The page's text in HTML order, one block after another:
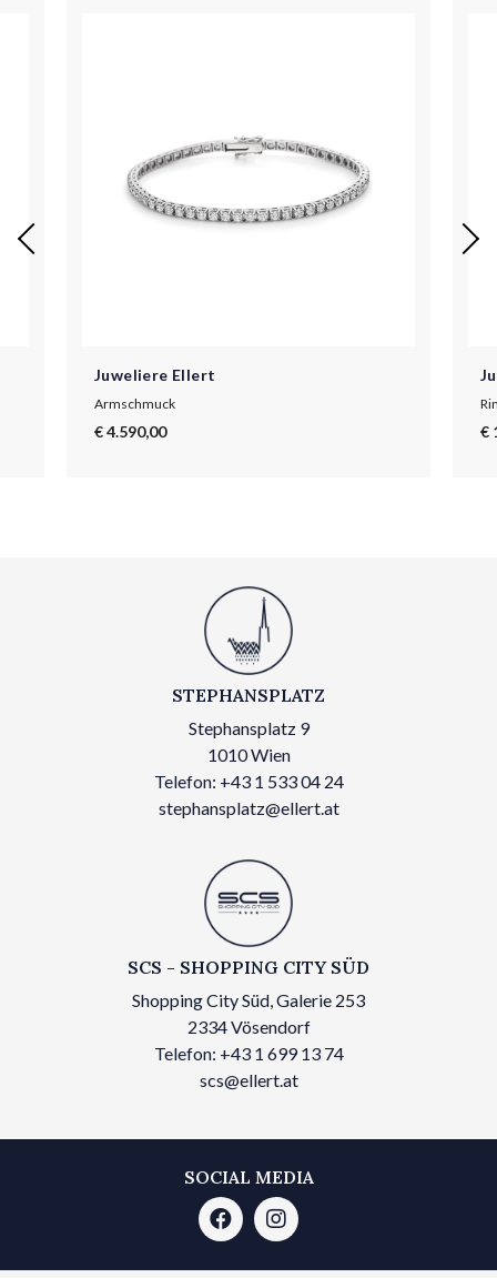
Juweliere Ellert
Armschmuck
€ 4.590,00 €
STEPHANSPLATZ
Stephansplatz 9
1010 Wien
Telefon: +43 1 533 04 24
stephansplatz@ellert.at
SCS - SHOPPING CITY SÜD
Shopping City Süd, Galerie 253
2334 Vösendorf
Telefon: +43 1 699 13 74
scs@ellert.at
SOCIAL MEDIA